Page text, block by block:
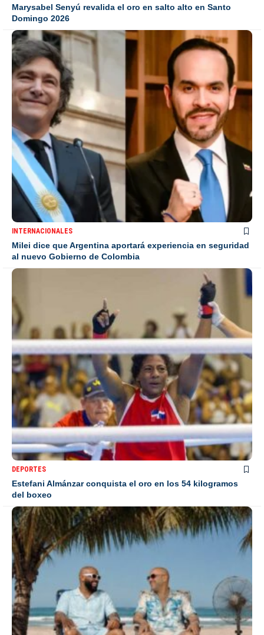
Marysabel Senyú revalida el oro en salto alto en Santo
Domingo 2026
INTERNACIONALES
Milei dice que Argentina aportará experiencia en seguridad
al nuevo Gobierno de Colombia
DEPORTES
Estefani Almánzar conquista el oro en los 54 kilogramos
del boxeo